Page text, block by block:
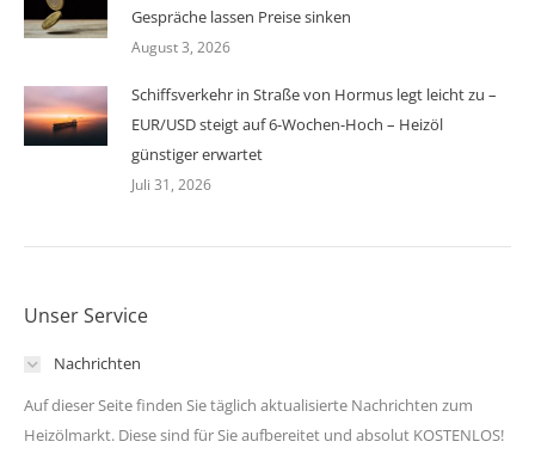
Gespräche lassen Preise sinken
August 3, 2026
Schiffsverkehr in Straße von Hormus legt leicht zu –
EUR/USD steigt auf 6-Wochen-Hoch – Heizöl
günstiger erwartet
Juli 31, 2026
Unser Service
Nachrichten
Auf dieser Seite finden Sie täglich aktualisierte Nachrichten zum
Heizölmarkt. Diese sind für Sie aufbereitet und absolut KOSTENLOS!